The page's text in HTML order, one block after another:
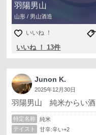
羽陽男山
山形 / 男山酒造
いいね ！
いいね ！ 13件
Junon K.
2025年12月30日
羽陽男山 純米からい酒
特定名称
純米
テイスト
甘辛:辛い+2